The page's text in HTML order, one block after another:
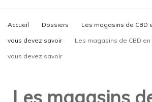
Accueil Dossiers Les magasins de CBD
vous devez savoir Les magasins de CBD
vous devez savoir
Les magasins